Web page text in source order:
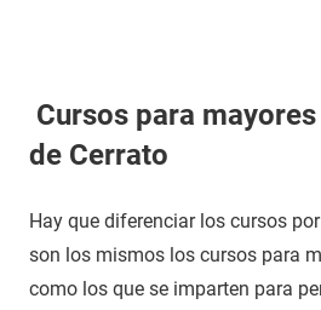
Cursos para
de Cerrato
Hay que diferenciar los cursos
son los mismos los cursos para
como los que se imparten para